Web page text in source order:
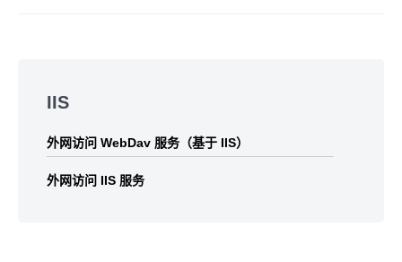
IIS
外网访问 WebDav 服务（基于 IIS）
外网访问 IIS 服务